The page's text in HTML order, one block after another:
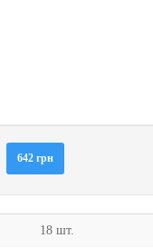
642 грн
18 шт.